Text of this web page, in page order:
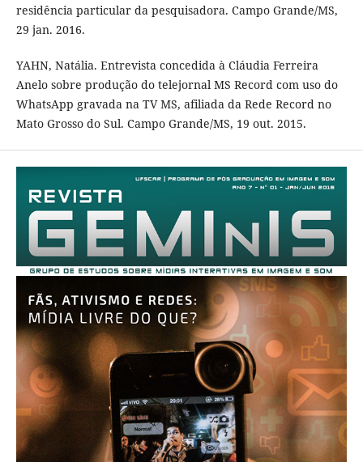
residência particular da pesquisadora. Campo Grande/MS,
29 jan. 2016.
YAHN, Natália. Entrevista concedida à Cláudia Ferreira
Anelo sobre produção do telejornal MS Record com uso do
WhatsApp gravada na TV MS, afiliada da Rede Record no
Mato Grosso do Sul. Campo Grande/MS, 19 out. 2015.